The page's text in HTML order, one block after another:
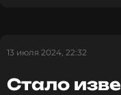
13 июля 2024, 22:32
Стало